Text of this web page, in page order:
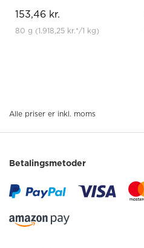
153,46 kr.
80 g (1.918,25 kr.*/1 kg)
Alle priser er inkl. moms
Betalingsmetoder